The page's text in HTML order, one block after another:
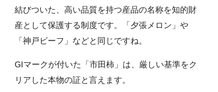
結びついた、高い品質を持つ産品の名称を知的財
産として保護する制度です。「夕張メロン」や
「神戸ビーフ」などと同じですね。
GIマークが付いた「市田柿」は、厳しい基準をク
リアした本物の証と言えます。